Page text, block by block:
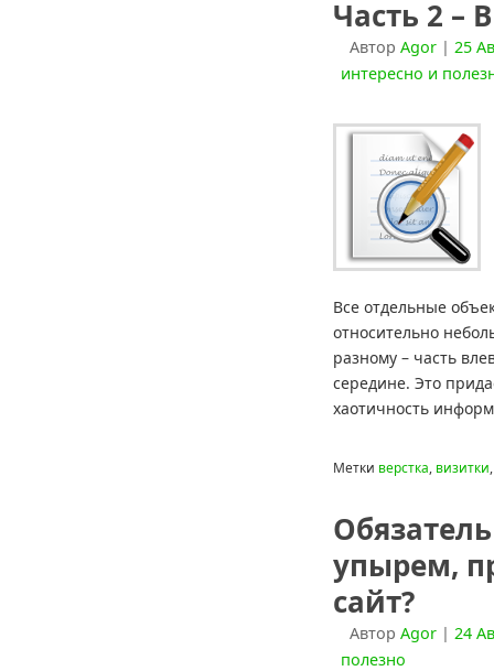
Часть 2 –
Автор Agor | 25
интересно и
Все отдельные
относительно
разному – часть
середине. Это
хаотичность
Метки верстка, визитки
упырем,
сайт?
Автор Agor | 24
полезно